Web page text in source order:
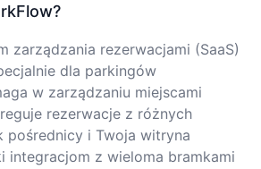
zarządzania rezerwacjami (SaaS)
dla parkingów
w zarządzaniu miejscami
rezerwacje z różnych
pośrednicy i Twoja witryna
integracjom z wieloma bramkami